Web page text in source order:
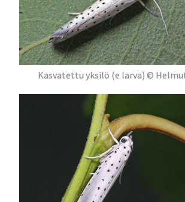
Kasvatettu yksilö (e larva) ©